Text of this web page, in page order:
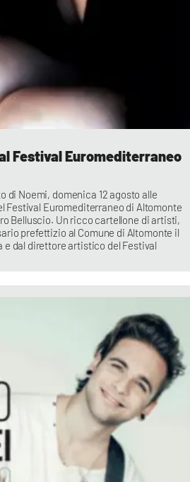
Festival Euromediterraneo
di Noemi, domenica 12 agosto alle
Festival Euromediterraneo di Altomonte
Belluscio. Un ricco cartellone di artisti,
prefettizio al Comune di Altomonte il
dal direttore artistico del Festival